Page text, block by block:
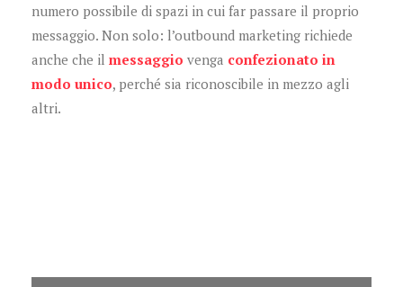
numero possibile di spazi in cui far passare il proprio
messaggio. Non solo: l’outbound marketing richiede
anche che il messaggio venga confezionato in
modo unico, perché sia riconoscibile in mezzo agli
altri.